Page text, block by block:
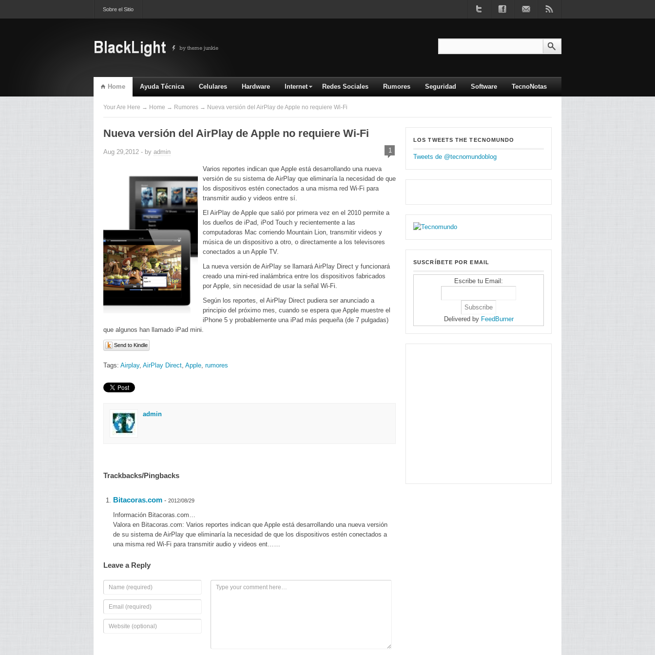
Sobre el Sitio
Home Ayuda Técnica Celulares Hardware Internet Redes Sociales Rumores Seguridad Software TecnoNotas
TV & Video Ultimas
Your Are Here → Home → Rumores → Nueva versión del AirPlay de Apple no requiere Wi-Fi
Nueva versión del AirPlay de Apple no requiere Wi-Fi
Aug 29,2012 - by admin 1
Varios reportes indican que Apple está desarrollando una nueva
versión de su sistema de AirPlay que eliminaría la necesidad de que
los dispositivos estén conectados a una misma red Wi-Fi para
transmitir audio y videos entre sí.
El AirPlay de Apple que salió por primera vez en el 2010 permite a
los dueños de iPad, iPod Touch y recientemente a las
computadoras Mac corriendo Mountain Lion, transmitir videos y
música de un dispositivo a otro, o directamente a los televisores
conectados a un Apple TV.
La nueva versión de AirPlay se llamará AirPlay Direct y funcionará
creado una mini-red inalámbrica entre los dispositivos fabricados
por Apple, sin necesidad de usar la señal Wi-Fi.
Según los reportes, el AirPlay Direct pudiera ser anunciado a
principio del próximo mes, cuando se espera que Apple muestre el
iPhone 5 y probablemente una iPad más pequeña (de 7 pulgadas)
que algunos han llamado iPad mini.
Send to Kindle
Tags: Airplay, AirPlay Direct, Apple, rumores
admin
Trackbacks/Pingbacks
Bitacoras.com - 2012/08/29
Información Bitacoras.com…
Valora en Bitacoras.com: Varios reportes indican que Apple está desarrollando una nueva versión
de su sistema de AirPlay que eliminaría la necesidad de que los dispositivos estén conectados a
una misma red Wi-Fi para transmitir audio y videos ent……
Leave a Reply
LOS TWEETS THE TECNOMUNDO
Tweets de @tecnomundoblog
SUSCRÍBETE POR EMAIL
Escribe tu Email:
Delivered by FeedBurner